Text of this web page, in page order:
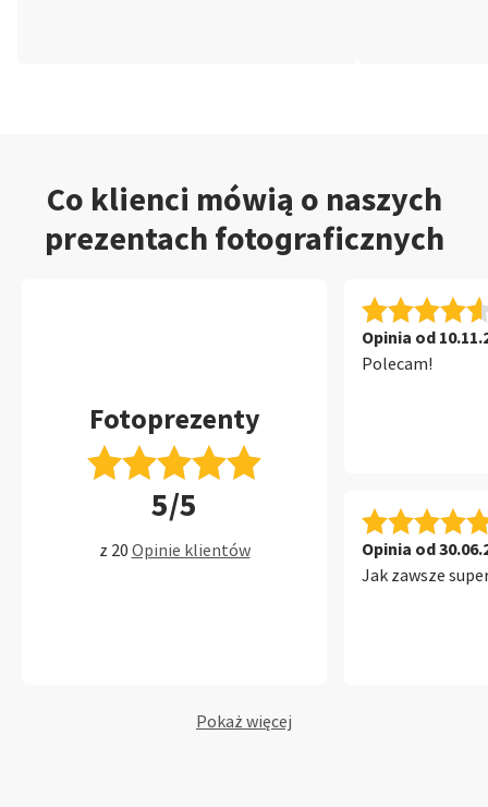
Co klienci mówią o naszych
prezentach fotograficznych
Fotoprezenty
5/5
z 20 Opinie klientów
Opinia od
Polecam!
Opinia od
Jak zawsze
Pokaż więcej